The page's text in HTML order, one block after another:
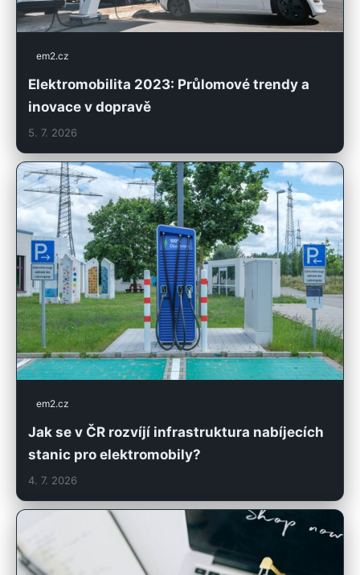
em2.cz
Elektromobilita 2023: Průlomové trendy a
inovace v dopravě
5. 7. 2026
em2.cz
Jak se v ČR rozvíjí infrastruktura nabíjecích
stanic pro elektromobily?
4. 7. 2026